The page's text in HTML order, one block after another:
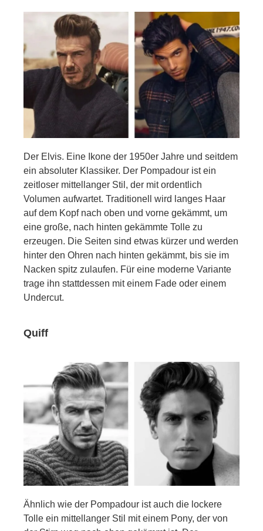
Der Elvis. Eine Ikone der 1950er Jahre und seitdem
ein absoluter Klassiker. Der Pompadour ist ein
zeitloser mittellanger Stil, der mit ordentlich
Volumen aufwartet. Traditionell wird langes Haar
auf dem Kopf nach oben und vorne gekämmt, um
eine große, nach hinten gekämmte Tolle zu
erzeugen. Die Seiten sind etwas kürzer und werden
hinter den Ohren nach hinten gekämmt, bis sie im
Nacken spitz zulaufen. Für eine moderne Variante
trage ihn stattdessen mit einem Fade oder einem
Undercut.
Quiff
Ähnlich wie der Pompadour ist auch die lockere
Tolle ein mittellanger Stil mit einem Pony, der von